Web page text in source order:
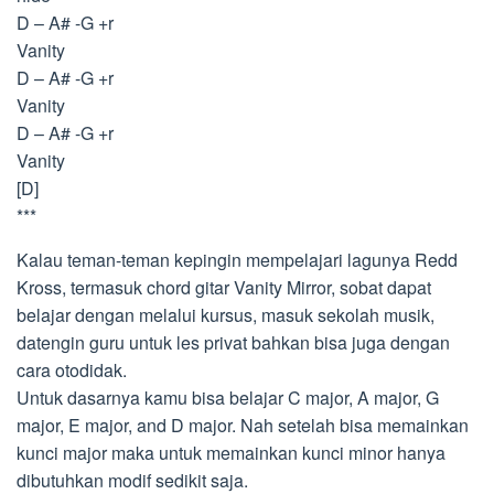
D – A# -G +r
Vanity
D – A# -G +r
Vanity
D – A# -G +r
Vanity
[D]
***
Kalau teman-teman kepingin mempelajari lagunya Redd
Kross, termasuk chord gitar Vanity Mirror, sobat dapat
belajar dengan melalui kursus, masuk sekolah musik,
datengin guru untuk les privat bahkan bisa juga dengan
cara otodidak.
Untuk dasarnya kamu bisa belajar C major, A major, G
major, E major, and D major. Nah setelah bisa memainkan
kunci major maka untuk memainkan kunci minor hanya
dibutuhkan modif sedikit saja.